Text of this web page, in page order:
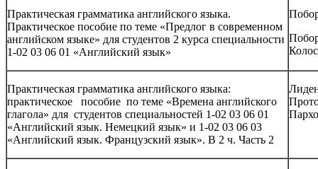
Практическая грамматика английского языка.
Практическое пособие по теме «Предлог в современном
английском языке» для студентов 2 курса специальности
1-02 03 06 01 «Английский язык»
Практическая грамматика английского языка:
практическое пособие по теме «Времена английского
глагола» для студентов специальностей 1-02 03 06 01
«Английский язык. Немецкий язык» и 1-02 03 06 03
«Английский язык. Французский язык». В 2 ч. Часть 2